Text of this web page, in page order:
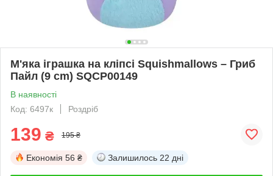
М'яка іграшка на кліпсі Squishmallows – Гриб
Пайл (9 cm) SQCP00149
В наявності
Код: 6497к
Роздріб
139 ₴ 195 ₴
Економія 56 ₴ Залишилось 22 дні